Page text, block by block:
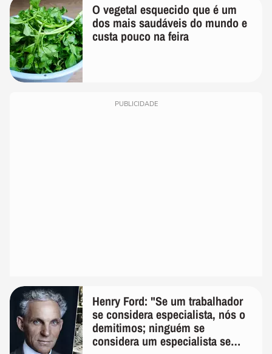
O vegetal esquecido que é um
dos mais saudáveis do mundo e
custa pouco na feira
PUBLICIDADE
Henry Ford: "Se um trabalhador
se considera especialista, nós o
demitimos; ninguém se
considera um especialista se